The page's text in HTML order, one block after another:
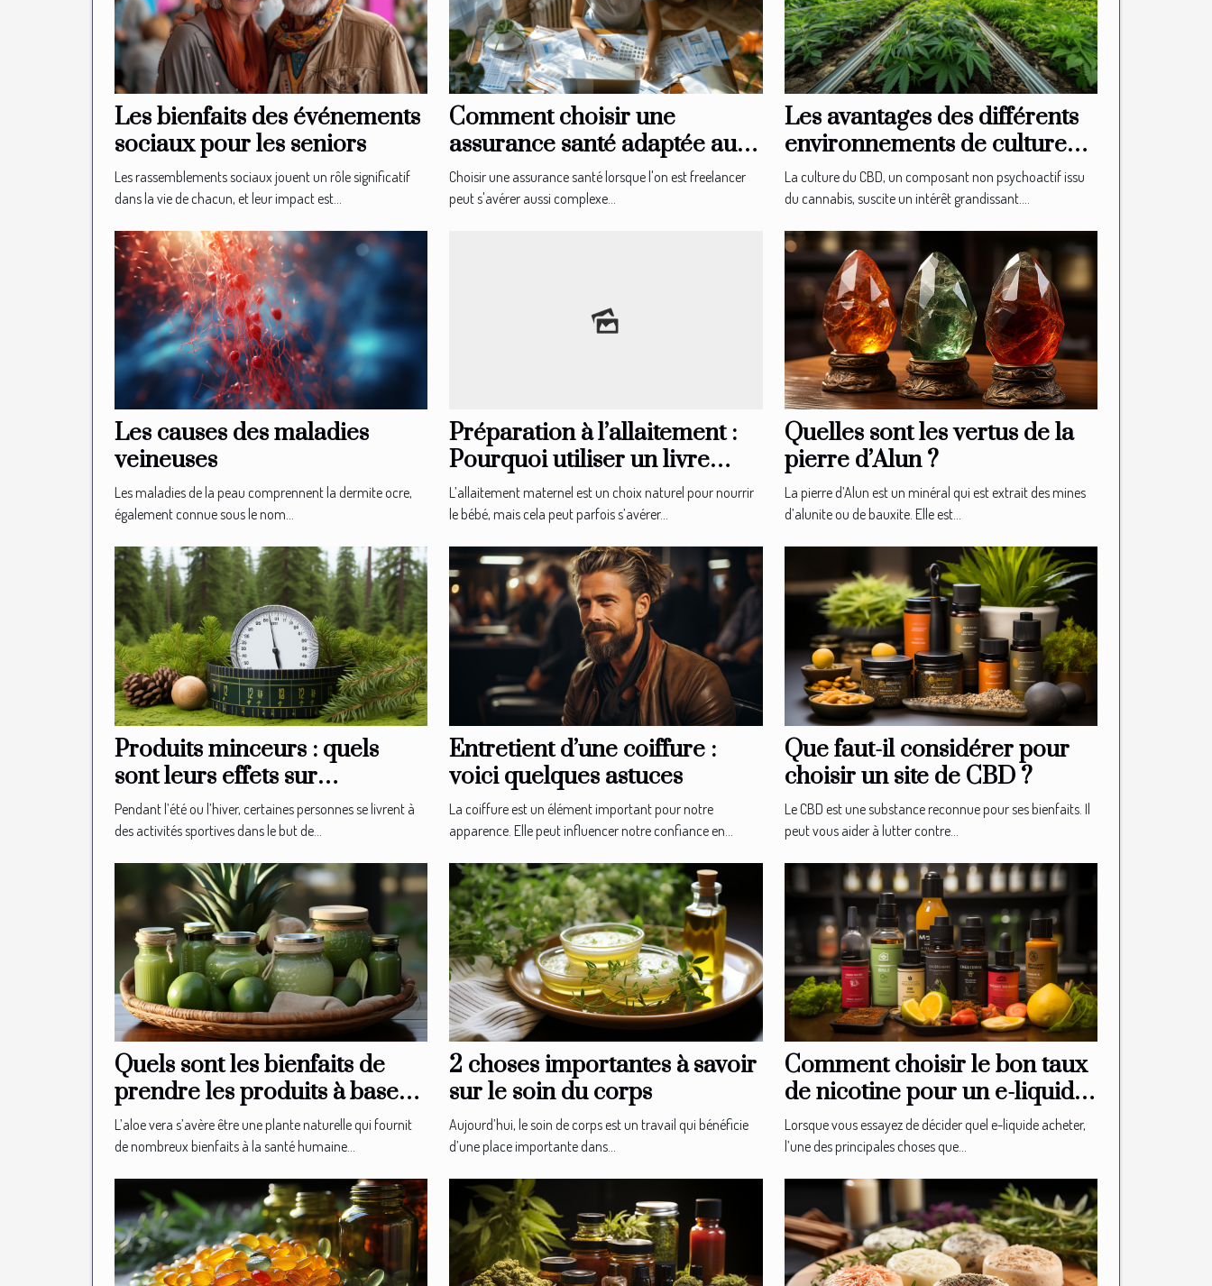
Les bienfaits des événements
sociaux pour les seniors
Les rassemblements sociaux jouent un rôle significatif
dans la vie de chacun, et leur impact est...
Comment choisir une
assurance santé adaptée aux
besoins des freelancers
Choisir une assurance santé lorsque l'on est freelancer
peut s'avérer aussi complexe...
Les avantages des différents
environnements de culture
du CBD
La culture du CBD, un composant non psychoactif issu
du cannabis, suscite un intérêt grandissant....
Les causes des maladies
veineuses
Les maladies de la peau comprennent la dermite ocre,
également connue sous le nom...
Préparation à l’allaitement :
Pourquoi utiliser un livre
illustré d’allaitement ?
L’allaitement maternel est un choix naturel pour nourrir
le bébé, mais cela peut parfois s’avérer...
Quelles sont les vertus de la
pierre d’Alun ?
La pierre d’Alun est un minéral qui est extrait des mines
d’alunite ou de bauxite. Elle est...
Produits minceurs : quels
sont leurs effets sur
l’homme ?
Pendant l’été ou l’hiver, certaines personnes se livrent à
des activités sportives dans le but de...
Entretient d’une coiffure :
voici quelques astuces
La coiffure est un élément important pour notre
apparence. Elle peut influencer notre confiance en...
Que faut-il considérer pour
choisir un site de CBD ?
Le CBD est une substance reconnue pour ses bienfaits. Il
peut vous aider à lutter contre...
Quels sont les bienfaits de
prendre les produits à base
de l’aloe vera ?
L’aloe vera s’avère être une plante naturelle qui fournit
de nombreux bienfaits à la santé humaine...
2 choses importantes à savoir
sur le soin du corps
Aujourd’hui, le soin de corps est un travail qui bénéficie
d’une place importante dans...
Comment choisir le bon taux
de nicotine pour un e-liquide
?
Lorsque vous essayez de décider quel e-liquide acheter,
l’une des principales choses que...